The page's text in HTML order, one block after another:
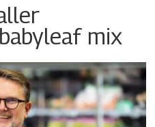
mix